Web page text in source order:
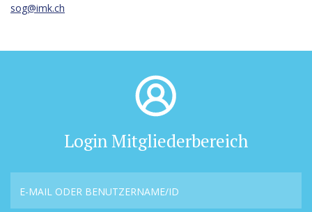
sog@imk.ch
Login Mitgliederbereich